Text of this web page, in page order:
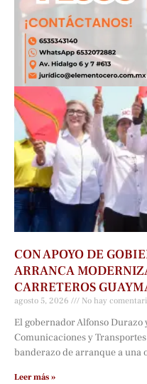
CON APOYO DE
ARRANCA
CARRETEROS
agosto 5, 2026 No hay
El gobernador Alfonso
Comunicaciones y
banderazo de arranque a una
Leer más »